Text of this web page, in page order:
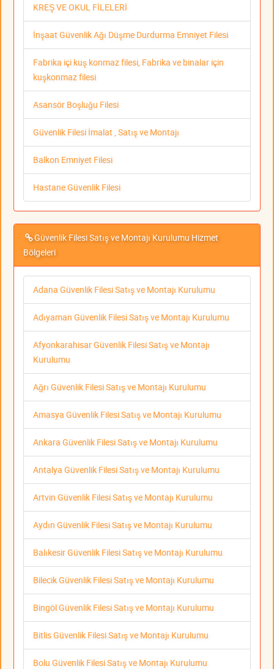
KREŞ VE OKUL FİLELERİ
İnşaat Güvenlik Ağı Düşme Durdurma Emniyet Filesi
Fabrika içi kuş konmaz filesi, Fabrika ve binalar için
kuşkonmaz filesi
Asansör Boşluğu Filesi
Güvenlik Filesi İmalat , Satış ve Montajı
Balkon Emniyet Filesi
Hastane Güvenlik Filesi
Güvenlik Filesi Satış ve Montajı Kurulumu Hizmet
Bölgeleri
Adana Güvenlik Filesi Satış ve Montajı Kurulumu
Adıyaman Güvenlik Filesi Satış ve Montajı Kurulumu
Afyonkarahisar Güvenlik Filesi Satış ve Montajı
Kurulumu
Ağrı Güvenlik Filesi Satış ve Montajı Kurulumu
Amasya Güvenlik Filesi Satış ve Montajı Kurulumu
Ankara Güvenlik Filesi Satış ve Montajı Kurulumu
Antalya Güvenlik Filesi Satış ve Montajı Kurulumu
Artvin Güvenlik Filesi Satış ve Montajı Kurulumu
Aydın Güvenlik Filesi Satış ve Montajı Kurulumu
Balıkesir Güvenlik Filesi Satış ve Montajı Kurulumu
Bilecik Güvenlik Filesi Satış ve Montajı Kurulumu
Bingöl Güvenlik Filesi Satış ve Montajı Kurulumu
Bitlis Güvenlik Filesi Satış ve Montajı Kurulumu
Bolu Güvenlik Filesi Satış ve Montajı Kurulumu